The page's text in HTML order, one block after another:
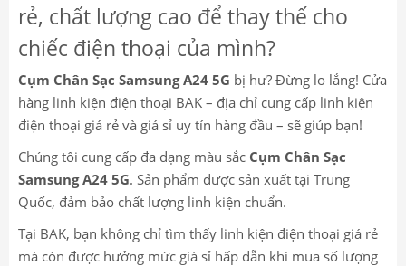
rẻ, chất lượng cao để thay thế cho
chiếc điện thoại của mình?
Cụm Chân Sạc Samsung A24 5G bị hư? Đừng lo lắng! Cửa
hàng linh kiện điện thoại BAK – địa chỉ cung cấp linh kiện
điện thoại giá rẻ và giá sỉ uy tín hàng đầu – sẽ giúp bạn!
Chúng tôi cung cấp đa dạng màu sắc Cụm Chân Sạc
Samsung A24 5G. Sản phẩm được sản xuất tại Trung
Quốc, đảm bảo chất lượng linh kiện chuẩn.
Tại BAK, bạn không chỉ tìm thấy linh kiện điện thoại giá rẻ
mà còn được hưởng mức giá sỉ hấp dẫn khi mua số lượng